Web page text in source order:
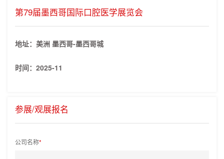
第79届墨西哥国际口腔医学展览会
地址：美洲 墨西哥-墨西哥城
时间： 2025-11
参展/观展报名
公司名称*